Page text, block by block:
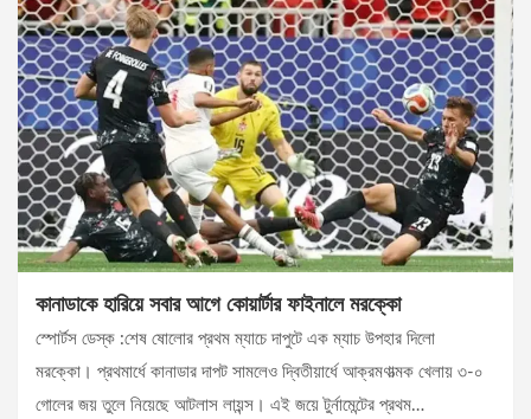
কানাডাকে হারিয়ে সবার আগে কোয়ার্টার ফাইনালে মরক্কো
স্পোর্টস ডেস্ক :শেষ ষোলোর প্রথম ম্যাচে দাপুটে এক ম্যাচ উপহার দিলো
মরক্কো। প্রথমার্ধে কানাডার দাপট সামলেও দ্বিতীয়ার্ধে আক্রমণাত্মক খেলায় ৩-০
গোলের জয় তুলে নিয়েছে আটলাস লায়ন্স। এই জয়ে টুর্নামেন্টের প্রথম…